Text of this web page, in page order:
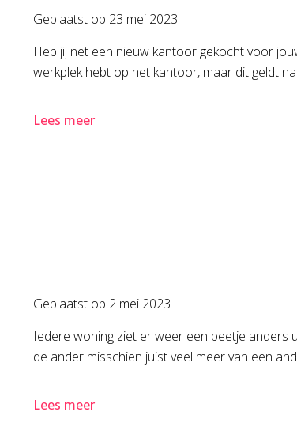
Geplaatst op 23 mei 2023
Heb jij net een nieuw kantoor gekocht voor
werkplek hebt op het kantoor, maar dit geldt
Lees meer
Geplaatst op 2 mei 2023
Iedere woning ziet er weer een beetje anders
de ander misschien juist veel meer van een
Lees meer